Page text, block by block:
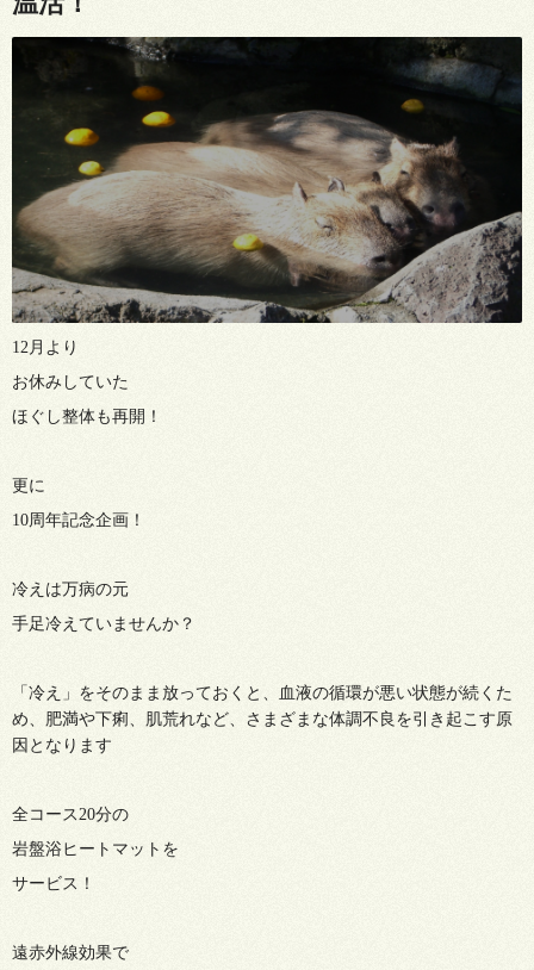
12月より
お休みしていた
ほぐし整体も再開！
更に
10周年記念企画！
冷えは万病の元
手足冷えていませんか？
「冷え」をそのまま放っておくと、血液の循環が悪い状態が続くた
め、肥満や下痢、肌荒れなど、さまざまな体調不良を引き起こす原
因となります
全コース20分の
岩盤浴ヒートマットを
サービス！
遠赤外線効果で